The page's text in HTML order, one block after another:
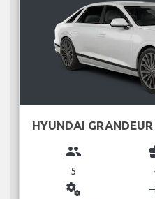
HYUNDAI GRANDEUR
group
5
miscellaneous_services